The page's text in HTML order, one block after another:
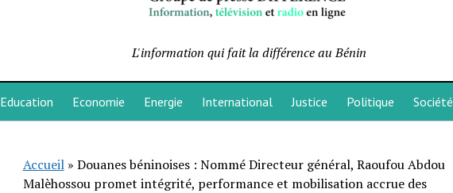
L'information qui fait la différence au Bénin
Education Economie Energie International Justice Politique Société
Accueil» Douanes béninoises : Nommé Directeur général, Raoufou Abdou
Malèhossou promet intégrité, performance et mobilisation accrue des